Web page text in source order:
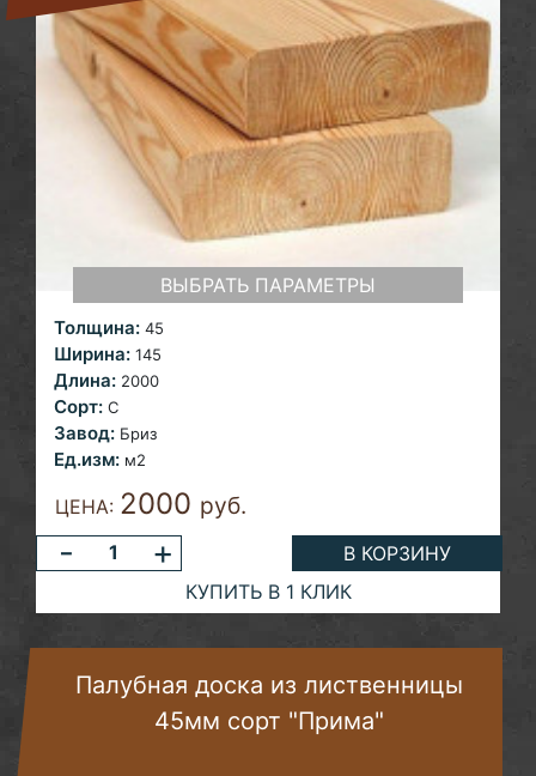
ВЫБРАТЬ ПАРАМЕТРЫ
Толщина: 45
Ширина: 145
Длина: 2000
Сорт: С
Завод: Бриз
Ед.изм: м2
ЦЕНА: 2000 руб.
- +
В КОРЗИНУ
КУПИТЬ В 1 КЛИК
Палубная доска из лиственницы
45мм сорт "Прима"